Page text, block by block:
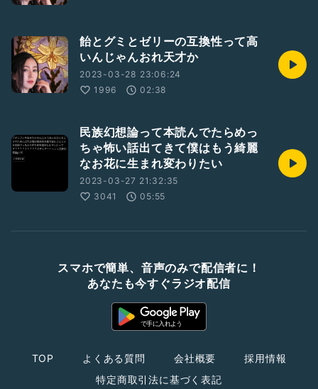
飴とグミとゼリーの互換性って高
いんじゃんおれ天才か
2023-03-28 23:06:24
1996
02:38
民族幻想論って本読んでたらめっ
ちゃ怖い話出てきて僕はもう綺麗
なお花に生まれ変わりたい
2023-03-27 21:32:35
3041
05:55
スマホで簡単、音声のみで配信者に！
あなたも今すぐラジオ配信
TOP よくある質問 会社概要
採用情報
特定商取引法に基づく表記